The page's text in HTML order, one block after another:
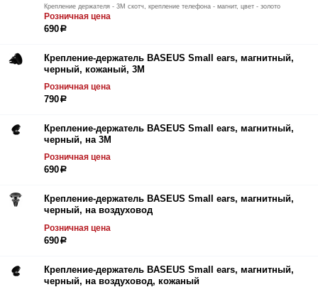
Крепление держателя - 3М скотч, крепление телефона - магнит, цвет - золото
Розничная цена
690р
Крепление-держатель BASEUS Small ears, магнитный,
черный, кожаный, 3М
Розничная цена
790р
Крепление-держатель BASEUS Small ears, магнитный,
черный, на 3M
Розничная цена
690р
Крепление-держатель BASEUS Small ears, магнитный,
черный, на воздуховод
Розничная цена
690р
Крепление-держатель BASEUS Small ears, магнитный,
черный, на воздуховод, кожаный